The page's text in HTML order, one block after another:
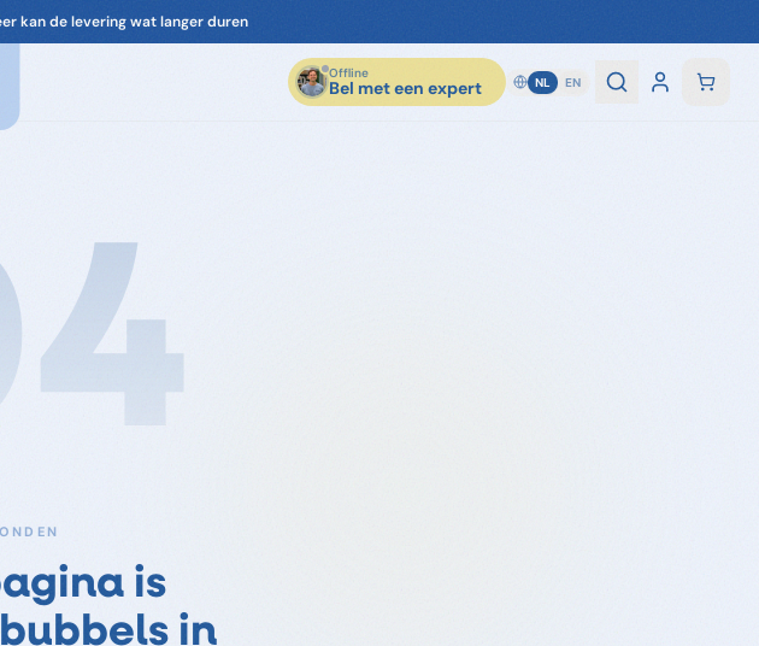
kan de levering wat langer duren
Offline
Bel met een expert NL EN
is
in